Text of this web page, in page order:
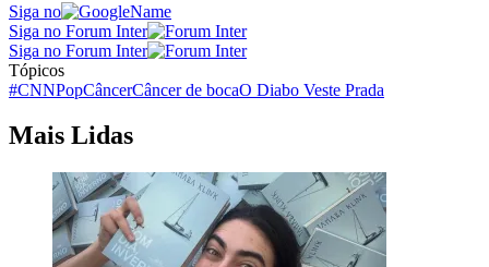
Siga no
Siga no Forum Inter
Siga no Forum Inter
Tópicos
#CNNPopCâncerCâncer de bocaO Diabo Veste Prada
Mais Lidas